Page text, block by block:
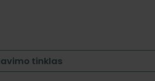
tinklas